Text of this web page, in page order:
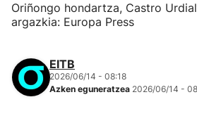
Oriñongo hondartza, Castro
argazkia: Europa Press
EITB
2026/06/14 - 08:18
Azken eguneratzea 2026/06/14 -